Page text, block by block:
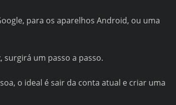
para os aparelhos Android, ou uma
surgirá um passo a passo.
o ideal é sair da conta atual e criar uma